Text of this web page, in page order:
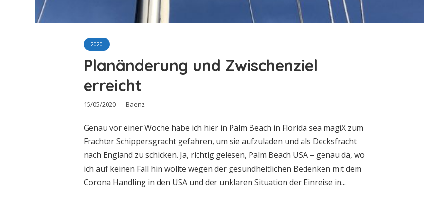
2020
Planänderung und Zwischenziel
erreicht
15/05/2020 Baenz
Genau vor einer Woche habe ich hier in Palm Beach in Florida sea magiX zum
Frachter Schippersgracht gefahren, um sie aufzuladen und als Decksfracht
nach England zu schicken. Ja, richtig gelesen, Palm Beach USA – genau da, wo
ich auf keinen Fall hin wollte wegen der gesundheitlichen Bedenken mit dem
Corona Handling in den USA und der unklaren Situation der Einreise in...